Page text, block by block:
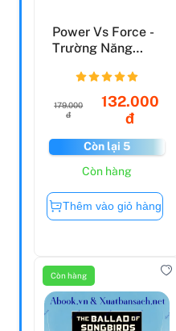
Power Vs Force -
Trường Năng
Nhân T...
179.000
đ
132.000
đ
Còn lại 5
Còn hàng
Thêm vào giỏ hàng
Còn hàng